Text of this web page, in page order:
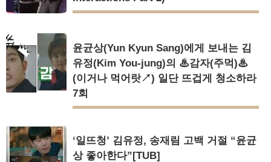
윤균상(Yun Kyun Sang)에게 보내는 김
유정(Kim You-jung)의 ♨감자(주먹)♨
(이거나 먹어랏↗) 일단 뜨겁게 청소하라
7회
‘일뜨청’ 김유정, 송재림 고백 거절 “윤균
상 좋아한다”[TUB]